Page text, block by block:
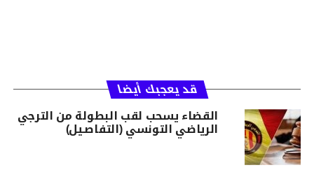
قد يعجبك أيضا
القضاء يسحب لقب البطولة من الترجي
الرياضي التونسي (التفاصـيل)